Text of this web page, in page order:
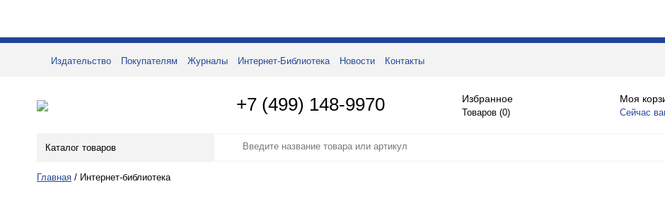
Издательство Покупателям Журналы Интернет-Библиотека Новости Контакты
+7 (499) 148-9970 Избранное
Товаров (0)
Моя
Сейчас
Каталог товаров
Главная / Интернет-библиотека